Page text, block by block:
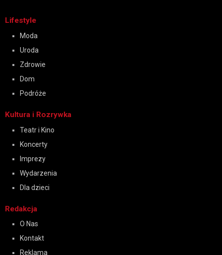
Lifestyle
Moda
Uroda
Zdrowie
Dom
Podróże
Kultura i Rozrywka
Teatr i Kino
Koncerty
Imprezy
Wydarzenia
Dla dzieci
Redakcja
O Nas
Kontakt
Reklama